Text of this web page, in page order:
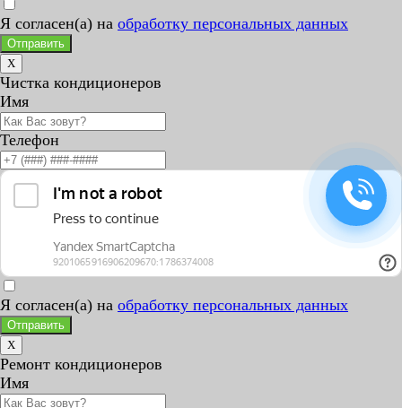
Я согласен(а) на обработку персональных данных
Отправить
X
Чистка кондиционеров
Имя
Телефон
Я согласен(а) на обработку персональных данных
Отправить
X
Ремонт кондиционеров
Имя